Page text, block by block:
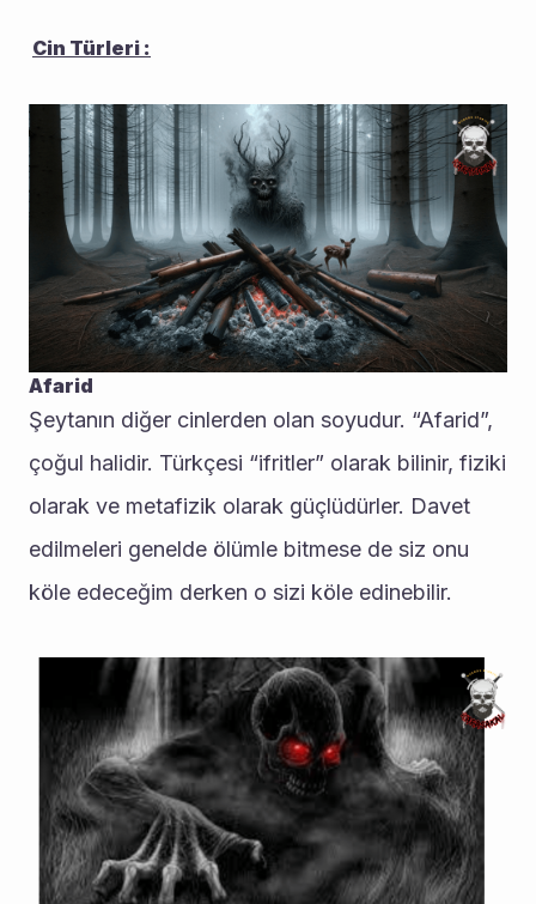
Cin Türleri :
Afarid
Şeytanın diğer cinlerden olan soyudur. “Afarid”,
çoğul halidir. Türkçesi “ifritler” olarak bilinir, fiziki
olarak ve metafizik olarak güçlüdürler. Davet
edilmeleri genelde ölümle bitmese de siz onu
köle edeceğim derken o sizi köle edinebilir.